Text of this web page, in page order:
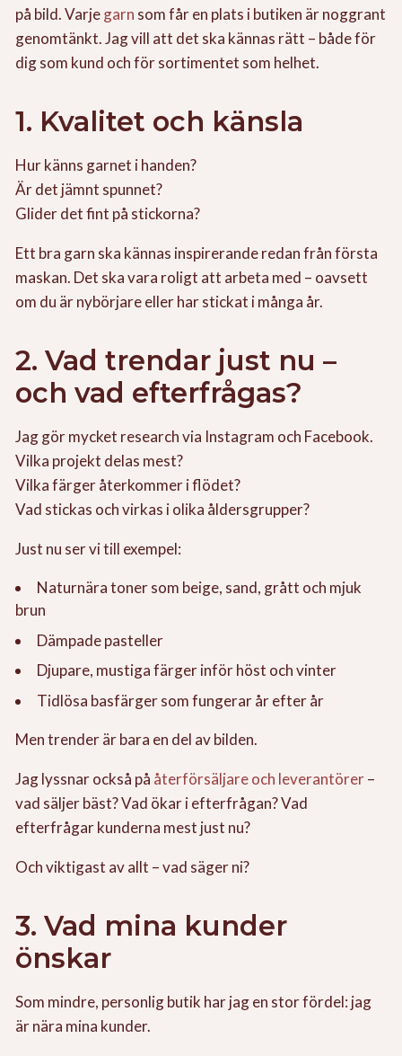
på bild. Varjegarn som får en plats i butiken är noggrant
genomtänkt. Jag vill att det ska kännas rätt – både för
dig som kund och för sortimentet som helhet.
1. Kvalitet och känsla
Hur känns garnet i handen?
Är det jämnt spunnet?
Glider det fint på stickorna?
Ett bra garn ska kännas inspirerande redan från första
maskan. Det ska vara roligt att arbeta med – oavsett
om du är nybörjare eller har stickat i många år.
2. Vad trendar just nu –
och vad efterfrågas?
Jag gör mycket research via Instagram och Facebook.
Vilka projekt delas mest?
Vilka färger återkommer i flödet?
Vad stickas och virkas i olika åldersgrupper?
Just nu ser vi till exempel:
Naturnära toner som beige, sand, grått och mjuk
brun
Dämpade pasteller
Djupare, mustiga färger inför höst och vinter
Tidlösa basfärger som fungerar år efter år
Men trender är bara en del av bilden.
Jag lyssnar också på återförsäljare och leverantörer–
vad säljer bäst? Vad ökar i efterfrågan? Vad
efterfrågar kunderna mest just nu?
Och viktigast av allt – vad säger ni?
3. Vad mina kunder
önskar
Som mindre, personlig butik har jag en stor fördel: jag
är nära mina kunder.